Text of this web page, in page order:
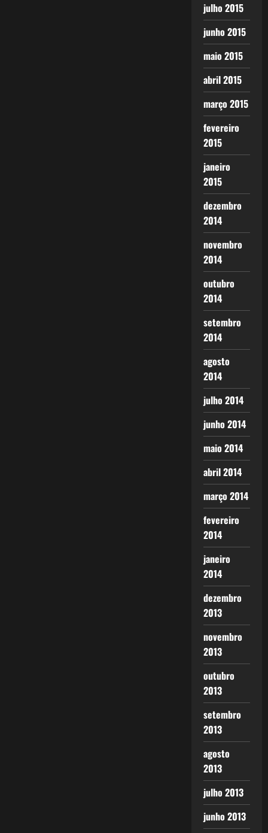
julho 2015
junho 2015
maio 2015
abril 2015
março 2015
fevereiro
2015
janeiro
2015
dezembro
2014
novembro
2014
outubro
2014
setembro
2014
agosto
2014
julho 2014
junho 2014
maio 2014
abril 2014
março 2014
fevereiro
2014
janeiro
2014
dezembro
2013
novembro
2013
outubro
2013
setembro
2013
agosto
2013
julho 2013
junho 2013